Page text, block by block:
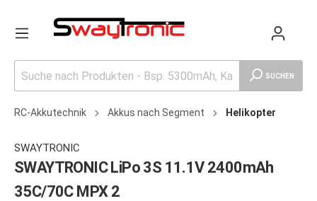
SUCHEN
RC-Akkutechnik Akkus nach Segment Helikopter
SWAYTRONIC
SWAYTRONIC LiPo 3S 11.1V 2400mAh
35C/70C MPX 2